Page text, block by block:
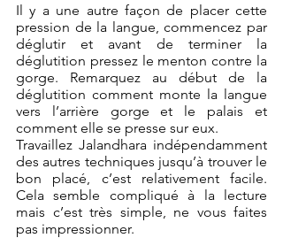
Il y a une autre façon de placer cette
pression de la langue, commencez par
déglutir et avant de terminer la
déglutition pressez le menton contre la
gorge. Remarquez au début de la
déglutition comment monte la langue
vers l’arrière gorge et le palais et
comment elle se presse sur eux.
Travaillez Jalandhara indépendamment
des autres techniques jusqu’à trouver le
bon placé, c’est relativement facile.
Cela semble compliqué à la lecture
mais c’est très simple, ne vous faites
pas impressionner.